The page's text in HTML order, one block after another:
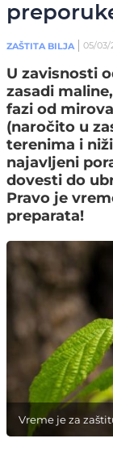
ZAŠTITA BILJA 05/03/
U zavisnosti
zasadi
fazi od
(naročito u
terenima i
najavljeni
dovesti do
Pravo je
preparata!
Vreme je za